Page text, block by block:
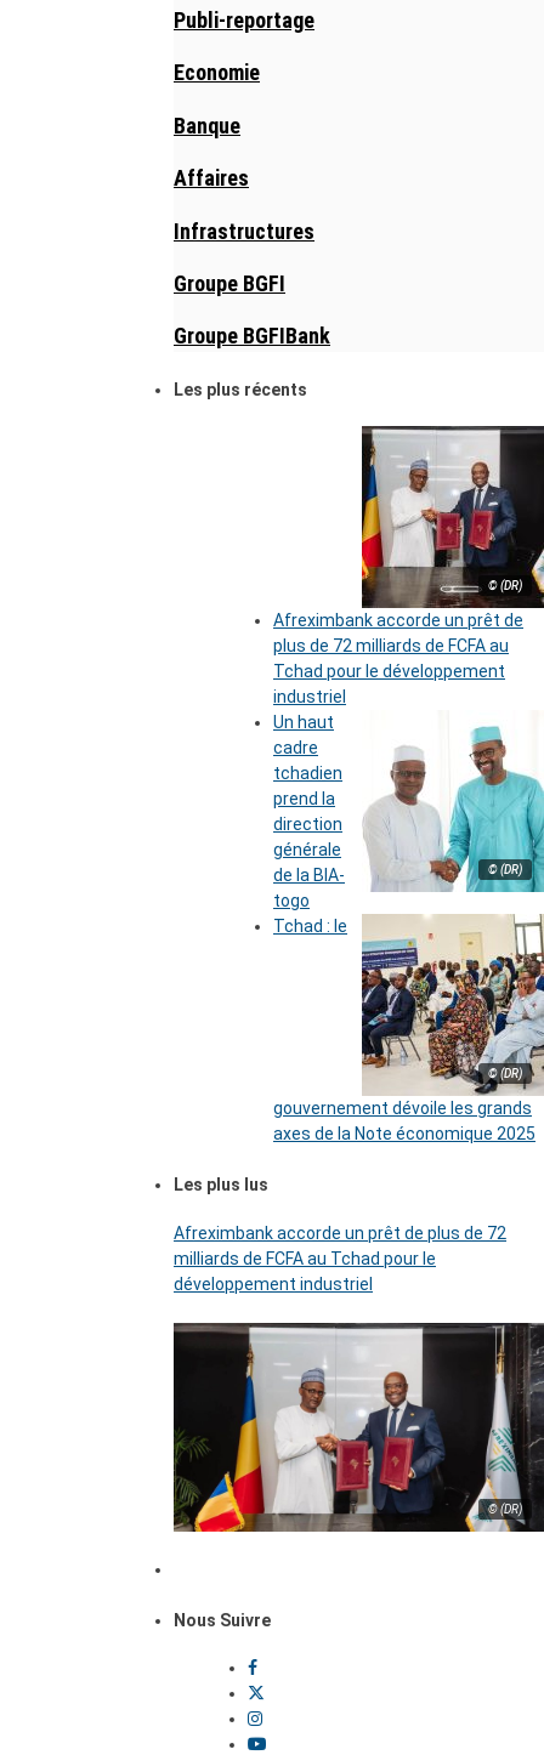
Publi-reportage
Economie
Banque
Affaires
Infrastructures
Groupe BGFI
Groupe BGFIBank
Les plus récents
© (DR)
Afreximbank accorde un prêt de
plus de 72 milliards de FCFA au
Tchad pour le développement
industriel
© (DR)
Un haut
cadre
tchadien
prend la
direction
générale
de la BIA-
togo
© (DR)
Tchad : le
gouvernement dévoile les grands
axes de la Note économique 2025
Les plus lus
Afreximbank accorde un prêt de plus de 72
milliards de FCFA au Tchad pour le
développement industriel
© (DR)
Nous Suivre